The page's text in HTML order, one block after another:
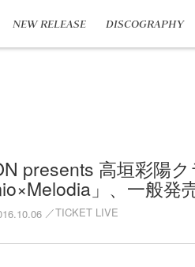
NEW RELEASE DISCOGRAPHY
presents 高垣彩陽
」、一般発
TICKET LIVE